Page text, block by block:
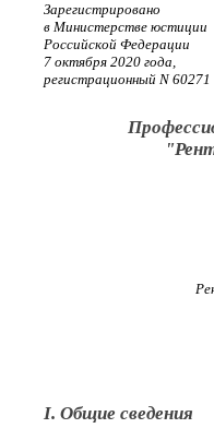
Зарегистрировано
в Министерстве юстиции
Российской Федерации
7 октября 2020 года,
регистрационный N 60271
I. Общие сведения